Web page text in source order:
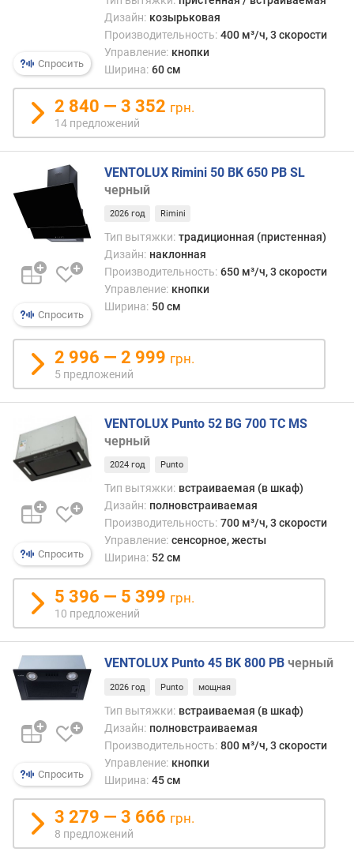
о
б
а
в
л
е
и
п
к
о
и
ч
е
с
т
в
р
д
л
о
е
н
й
и
р
и
н
а
м
)
г
л
Спросить
черный
Дизайн: козырьковая
Производительность: 400 м³/ч, 3 скорости
Управление: кнопки
Ширина: 60 см
2 840 — 3 352 грн.
14 предложений
Спросить
VENTOLUX Rimini 50 BK 650 PB SL
черный
2026 год Rimini
Тип вытяжки: традиционная (пристенная)
Дизайн: наклонная
Производительность: 650 м³/ч, 3 скорости
Управление: кнопки
Ширина: 50 см
2 996 — 2 999 грн.
5 предложений
Спросить
VENTOLUX Punto 52 BG 700 TC MS
черный
2024 год Punto
Тип вытяжки: встраиваемая (в шкаф)
Дизайн: полновстраиваемая
Производительность: 700 м³/ч, 3 скорости
Управление: сенсорное, жесты
Ширина: 52 см
5 396 — 5 399 грн.
10 предложений
Спросить
VENTOLUX Punto 45 BK 800 PB черный
2026 год Punto мощная
Тип вытяжки: встраиваемая (в шкаф)
Дизайн: полновстраиваемая
Производительность: 800 м³/ч, 3 скорости
Управление: кнопки
Ширина: 45 см
3 279 — 3 666 грн.
8 предложений